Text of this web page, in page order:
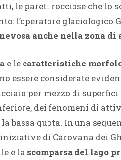
le pareti rocciose che lo
l’operatore glaciologico
anche nella zona di
e le caratteristiche
essere considerate
per mezzo di
dei fenomeni di
bassa quota. In una
di Carovana dei
e la scomparsa del lago